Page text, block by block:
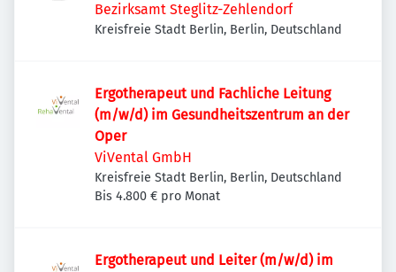
Bezirksamt Steglitz-Zehlendorf
Kreisfreie Stadt Berlin, Berlin, Deutschland
Ergotherapeut und Fachliche Leitung
(m/w/d) im Gesundheitszentrum an der
Oper
ViVental GmbH
Kreisfreie Stadt Berlin, Berlin, Deutschland
Bis 4.800 € pro Monat
Ergotherapeut und Leiter (m/w/d) im